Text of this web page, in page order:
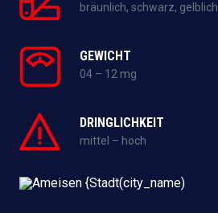
bräunlich, schwarz, gelblich
GEWICHT
04 – 12 mg
DRINGLICHKEIT
mittel – hoch